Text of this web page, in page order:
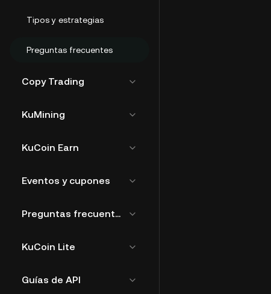
Tipos y estrategias
Preguntas frecuentes
Copy Trading
KuMining
KuCoin Earn
Eventos y cupones
Preguntas frecuentes generales
KuCoin Lite
Guías de API